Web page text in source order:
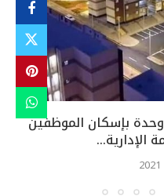
بدء التجهيزات لتسليم 9024 وحدة بإسكان الموظفين
الإدارية...